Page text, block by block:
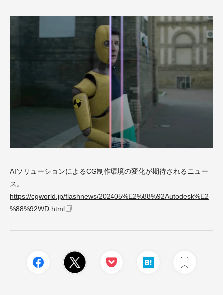
AIソリューションによるCG制作環境の変化が期待されるニュー
ス。
https://cgworld.jp/flashnews/202405%E2%88%92Autodesk%E2
%88%92WD.html